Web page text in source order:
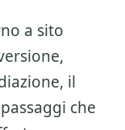
a sito
il
che